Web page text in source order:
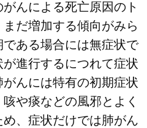
んによる死亡原因のト
だ増加する傾向がみら
ある場合には無症状で
進行するにつれて症状
んには特有の初期症状
や痰などの風邪とよく
、症状だけでは肺がん